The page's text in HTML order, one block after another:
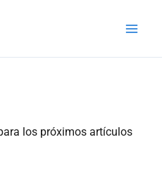
los próximos artículos